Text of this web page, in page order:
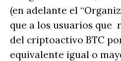
(en adelante el
que a los usuarios que
del criptoactivo BTC
equivalente igual o